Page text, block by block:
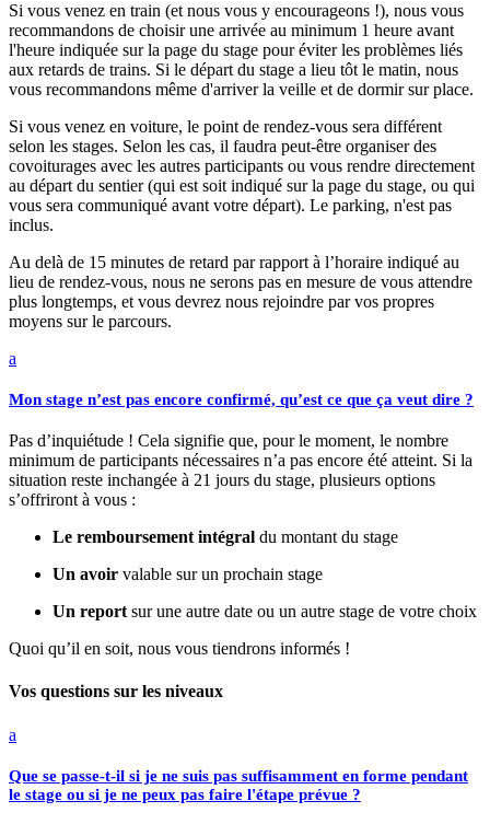
Si vous venez en train (et nous vous y encourageons !), nous vous
recommandons de choisir une arrivée au minimum 1 heure avant
l'heure indiquée sur la page du stage pour éviter les problèmes liés
aux retards de trains. Si le départ du stage a lieu tôt le matin, nous
vous recommandons même d'arriver la veille et de dormir sur place.
Si vous venez en voiture, le point de rendez-vous sera différent
selon les stages. Selon les cas, il faudra peut-être organiser des
covoiturages avec les autres participants ou vous rendre directement
au départ du sentier (qui est soit indiqué sur la page du stage, ou qui
vous sera communiqué avant votre départ). Le parking, n'est pas
inclus.
Au delà de 15 minutes de retard par rapport à l’horaire indiqué au
lieu de rendez-vous, nous ne serons pas en mesure de vous attendre
plus longtemps, et vous devrez nous rejoindre par vos propres
moyens sur le parcours.
a
Mon stage n’est pas encore confirmé, qu’est ce que ça veut dire ?
Pas d’inquiétude ! Cela signifie que, pour le moment, le nombre
minimum de participants nécessaires n’a pas encore été atteint. Si la
situation reste inchangée à 21 jours du stage, plusieurs options
s’offriront à vous :
Le remboursement intégral du montant du stage
Un avoir valable sur un prochain stage
Un report sur une autre date ou un autre stage de votre choix
Quoi qu’il en soit, nous vous tiendrons informés !
Vos questions sur les niveaux
a
Que se passe-t-il si je ne suis pas suffisamment en forme pendant
le stage ou si je ne peux pas faire l'étape prévue ?